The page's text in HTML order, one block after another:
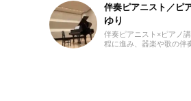
伴奏ピアニスト／ピ
ゆり
伴奏ピアニスト×ピアノ
程に進み、器楽や歌の伴